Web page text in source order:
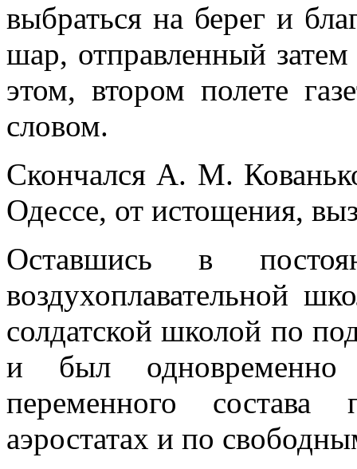
выбраться на берег и
шар, отправленный
этом, втором полете
словом.
Скончался А. М.
Одессе, от истощения,
Оставшись в
воздухоплавательной
солдатской школой по
и был одновременно
переменного
аэростатах и по